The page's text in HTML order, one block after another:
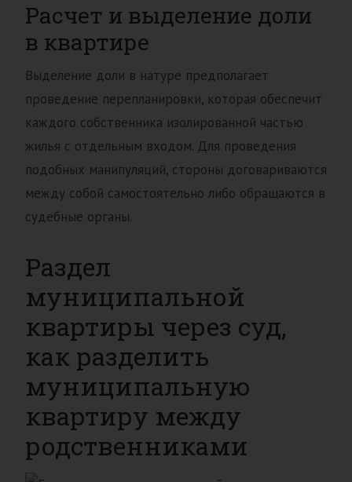
Расчет и выделение доли
в квартире
Выделение доли в натуре предполагает
проведение перепланировки, которая обеспечит
каждого собственника изолированной частью
жилья с отдельным входом. Для проведения
подобных манипуляций, стороны договариваются
между собой самостоятельно либо обращаются в
судебные органы.
Раздел
муниципальной
квартиры через суд,
как разделить
муниципальную
квартиру между
родственниками